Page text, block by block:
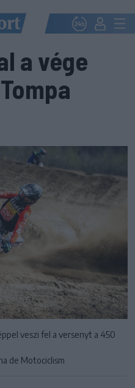
a vége
veszi fel a versenyt a 450
de Motociclism